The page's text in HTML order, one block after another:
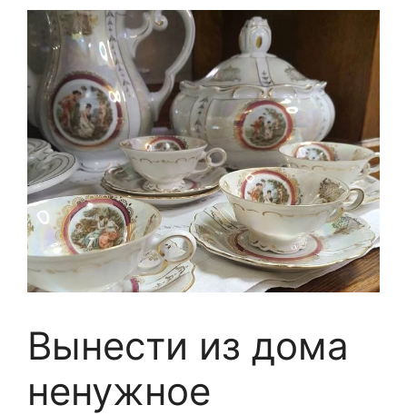
Вынести из дома
ненужное